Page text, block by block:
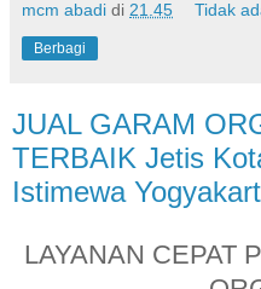
mcm abadi di 21.45 Tidak
Berbagi
JUAL GARAM
TERBAIK Jetis
Istimewa
LAYANAN CEPAT